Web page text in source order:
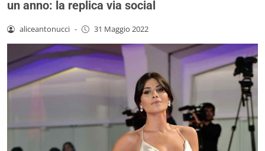
un anno: la replica via social
aliceantonucci - 31 Maggio 2022